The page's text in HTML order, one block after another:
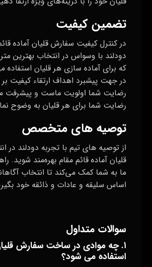
تضمین کیفیت
در کنترل کیفیت سفارش قلیان آماده
دودلند با وسواس در انتخاب بهترین
که برای آماده سازی هر قلیان استفاده
در جهت پیشبرد اهداف ارتقاء کیفیت
رضایت شما اولویت ماست و پیشرفت
رضایت شما برای هر قلیان به وضوح
توصیه‌ های متخصص
از توصیه‌ های تیم با تجربه دودلند در
قلیان آماده قائم مقام بهره‌مند شوید.
ما به شما کمک می‌کند تا انتخاب
اساس سلیقه و عادات و ذائقه خود
سوالات متداول
۱. چه موادی در ساخت سفارش
استفاده می‌ شود؟